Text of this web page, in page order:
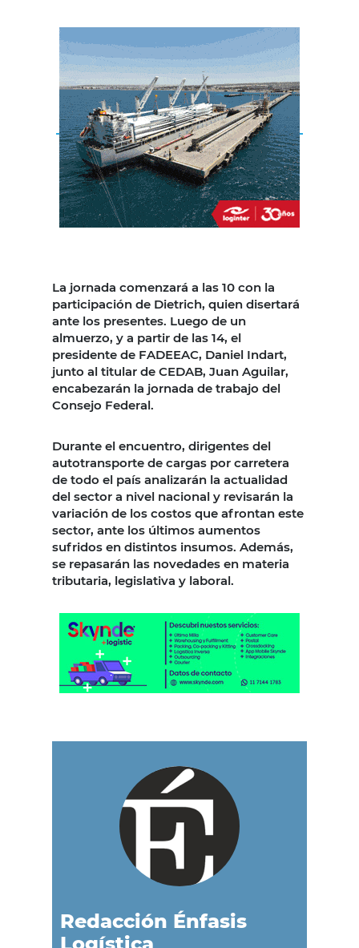
La jornada comenzará a las 10 con la
participación de Dietrich, quien disertará
ante los presentes. Luego de un
almuerzo, y a partir de las 14, el
presidente de FADEEAC, Daniel Indart,
junto al titular de CEDAB, Juan Aguilar,
encabezarán la jornada de trabajo del
Consejo Federal.
Durante el encuentro, dirigentes del
autotransporte de cargas por carretera
de todo el país analizarán la actualidad
del sector a nivel nacional y revisarán la
variación de los costos que afrontan este
sector, ante los últimos aumentos
sufridos en distintos insumos. Además,
se repasarán las novedades en materia
tributaria, legislativa y laboral.
Redacción Énfasis
Logística